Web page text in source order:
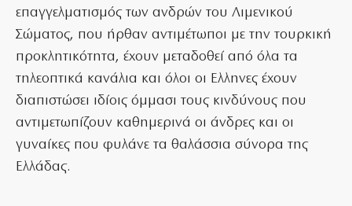
επαγγελματισμός των ανδρών του Λιμενικού
Σώματος, που ήρθαν αντιμέτωποι με την τουρκική
προκλητικότητα, έχουν μεταδοθεί από όλα τα
τηλεοπτικά κανάλια και όλοι οι Ελληνες έχουν
διαπιστώσει ιδίοις όμμασι τους κινδύνους που
αντιμετωπίζουν καθημερινά οι άνδρες και οι
γυναίκες που φυλάνε τα θαλάσσια σύνορα της
Ελλάδας.